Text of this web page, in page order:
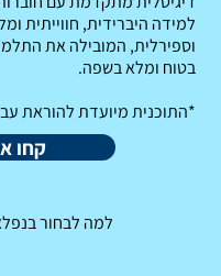
למידה היברידית,
וספירלית, המובילה את
בטוח ומלא בשפה.
*התוכנית מיועדת להוראת
קחו
למה לבחור